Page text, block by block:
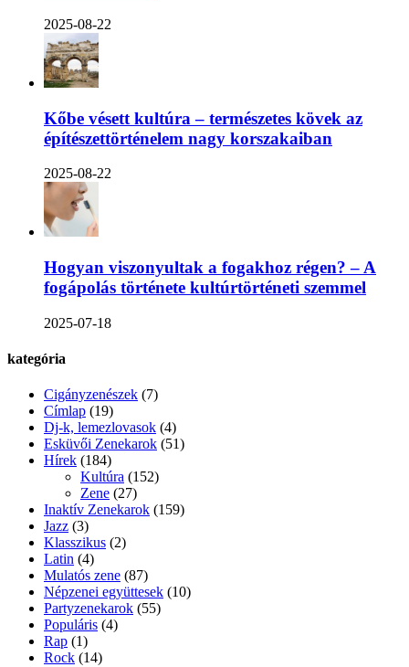
2025-08-22
Kőbe vésett kultúra – természetes kövek az
építészettörténelem nagy korszakaiban
2025-08-22
Hogyan viszonyultak a fogakhoz régen? – A
fogápolás története kultúrtörténeti szemmel
2025-07-18
kategória
Cigányzenészek (7)
Címlap (19)
Dj-k, lemezlovasok (4)
Esküvői Zenekarok (51)
Hírek (184)
Kultúra (152)
Zene (27)
Inaktív Zenekarok (159)
Jazz (3)
Klasszikus (2)
Latin (4)
Mulatós zene (87)
Népzenei együttesek (10)
Partyzenekarok (55)
Populáris (4)
Rap (1)
Rock (14)